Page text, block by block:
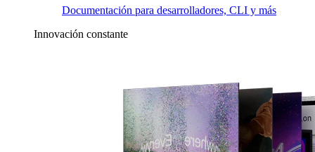
Documentación para desarrolladores, CLI y más
Innovación constante